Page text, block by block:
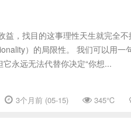
益，找目的这事理性天生就完全
）的局限性。 我们可以用一
永远无法代替你决定“你想...
3个月前 (05-15) 345℃